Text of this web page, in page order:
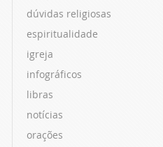
dúvidas religiosas
espiritualidade
igreja
infográficos
libras
notícias
orações